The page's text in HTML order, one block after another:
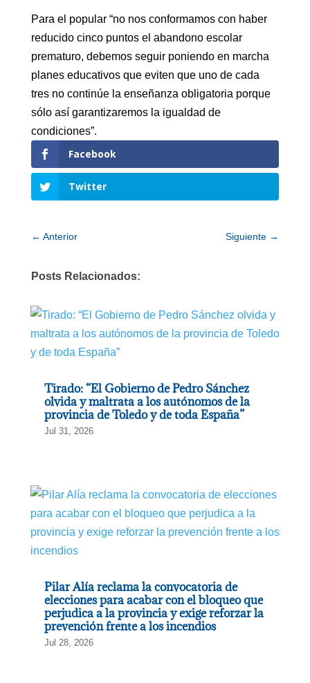
Para el popular “no nos conformamos con haber
reducido cinco puntos el abandono escolar
prematuro, debemos seguir poniendo en marcha
planes educativos que eviten que uno de cada
tres no continúe la enseñanza obligatoria porque
sólo así garantizaremos la igualdad de
condiciones”.
Facebook
Twitter
← Anterior Siguiente →
Posts Relacionados:
Tirado: “El Gobierno de Pedro Sánchez
olvida y maltrata a los autónomos de la
provincia de Toledo y de toda España”
Jul 31, 2026
Pilar Alía reclama la convocatoria de
elecciones para acabar con el bloqueo que
perjudica a la provincia y exige reforzar la
prevención frente a los incendios
Jul 28, 2026